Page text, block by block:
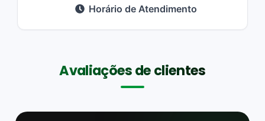
Horário de Atendimento
Avaliações de clientes